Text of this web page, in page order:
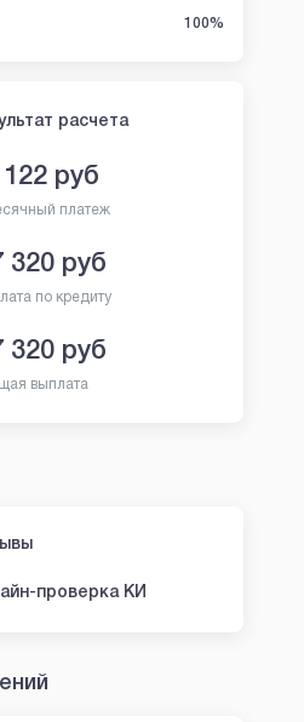
100%
расчета
122руб
платеж
320руб
по кредиту
320руб
выплата
проверка КИ